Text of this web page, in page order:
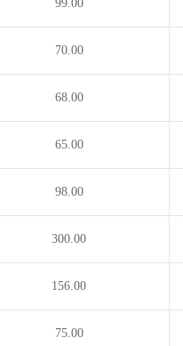
99.00
70.00
68.00
65.00
98.00
300.00
156.00
75.00